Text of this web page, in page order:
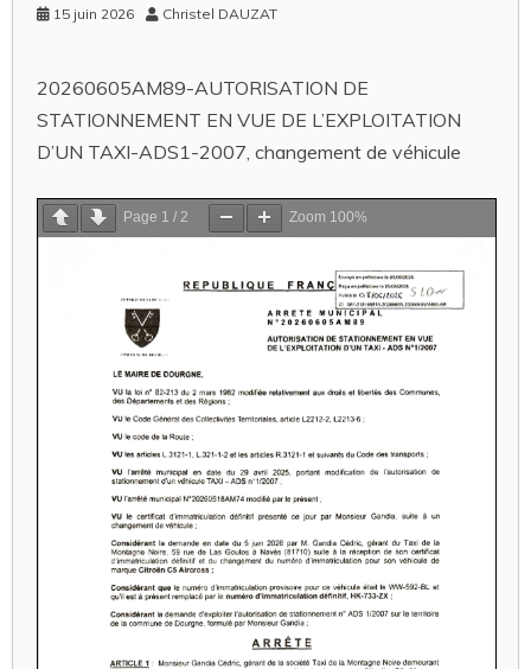
15 juin 2026 Christel DAUZAT
20260605AM89-AUTORISATION DE
STATIONNEMENT EN VUE DE L’EXPLOITATION
D’UN TAXI-ADS1-2007, changement de véhicule
Page 1 / 2 Zoom 100%